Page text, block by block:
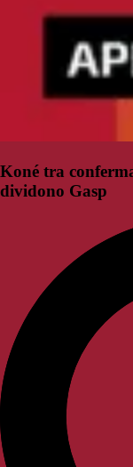
Koné tra
dividono Gasp